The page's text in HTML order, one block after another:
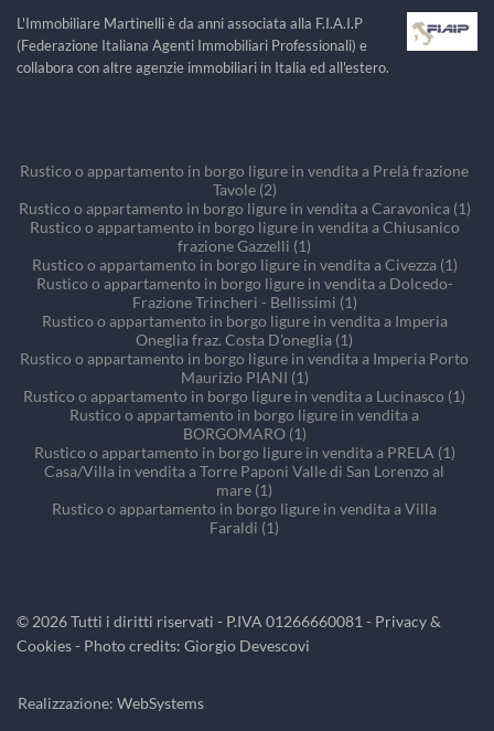
L'Immobiliare Martinelli è da anni associata alla F.I.A.I.P
(Federazione Italiana Agenti Immobiliari Professionali) e
collabora con altre agenzie immobiliari in Italia ed all'estero.
Rustico o appartamento in borgo ligure in vendita a Prelà frazione
Tavole (2)
Rustico o appartamento in borgo ligure in vendita a Caravonica (1)
Rustico o appartamento in borgo ligure in vendita a Chiusanico
frazione Gazzelli (1)
Rustico o appartamento in borgo ligure in vendita a Civezza (1)
Rustico o appartamento in borgo ligure in vendita a Dolcedo-
Frazione Trincheri - Bellissimi (1)
Rustico o appartamento in borgo ligure in vendita a Imperia
Oneglia fraz. Costa D'oneglia (1)
Rustico o appartamento in borgo ligure in vendita a Imperia Porto
Maurizio PIANI (1)
Rustico o appartamento in borgo ligure in vendita a Lucinasco (1)
Rustico o appartamento in borgo ligure in vendita a
BORGOMARO (1)
Rustico o appartamento in borgo ligure in vendita a PRELA (1)
Casa/Villa in vendita a Torre Paponi Valle di San Lorenzo al
mare (1)
Rustico o appartamento in borgo ligure in vendita a Villa
Faraldi (1)
© 2026Tutti i diritti riservati - P.IVA 01266660081 - Privacy &
Cookies- Photo credits: Giorgio Devescovi
Realizzazione: WebSystems